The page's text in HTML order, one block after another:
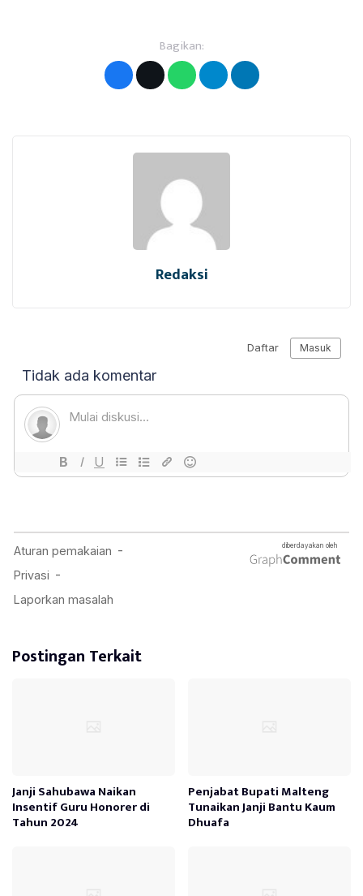
Bagikan:
Redaksi
Postingan Terkait
Janji Sahubawa Naikan
Insentif Guru Honorer di
Tahun 2024
Penjabat Bupati Malteng
Tunaikan Janji Bantu Kaum
Dhuafa